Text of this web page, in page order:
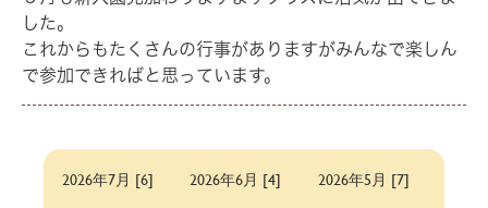
した。
これからもたくさんの行事がありますがみんなで楽しん
で参加できればと思っています。
2026年7月 [6] 2026年6月 [4]
2026年5月 [7]